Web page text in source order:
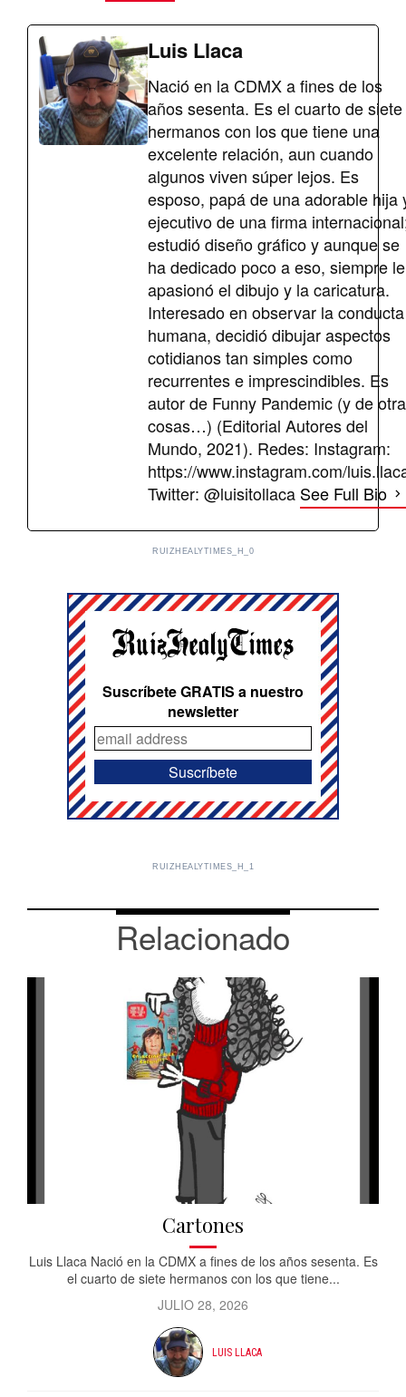
Luis Llaca
Nació en la CDMX a fines de los
años sesenta. Es el cuarto de siete
hermanos con los que tiene una
excelente relación, aun cuando
algunos viven súper lejos. Es
esposo, papá de una adorable hija
ejecutivo de una firma
estudió diseño gráfico y aunque se
ha dedicado poco a eso, siempre le
apasionó el dibujo y la caricatura.
Interesado en observar la conducta
humana, decidió dibujar aspectos
cotidianos tan simples como
recurrentes e imprescindibles. Es
autor de Funny Pandemic (y de
cosas…) (Editorial Autores del
Mundo, 2021). Redes: Instagram:
https://www.instagram.com/
Twitter: @luisitollaca See Full Bio
RUIZHEALYTIMES_H_0
Suscríbete GRATIS a nuestro
newsletter
RUIZHEALYTIMES_H_1
Relacionado
Cartones
Luis Llaca Nació en la CDMX a fines de los años sesenta. Es
el cuarto de siete hermanos con los que tiene...
JULIO 28, 2026
LUIS LLACA